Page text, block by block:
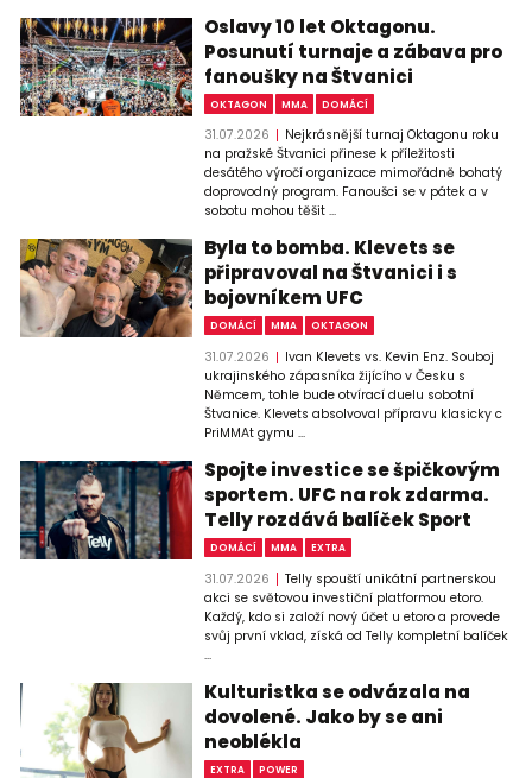
Oslavy 10 let Oktagonu.
Posunutí turnaje a zábava pro
fanoušky na Štvanici
OKTAGON MMA DOMÁCÍ
31.07.2026
Nejkrásnější turnaj Oktagonu roku
na pražské Štvanici přinese k příležitosti
desátého výročí organizace mimořádně bohatý
doprovodný program. Fanoušci se v pátek a v
sobotu mohou těšit ...
Byla to bomba. Klevets se
připravoval na Štvanici i s
bojovníkem UFC
DOMÁCÍ MMA OKTAGON
31.07.2026
Ivan Klevets vs. Kevin Enz. Souboj
ukrajinského zápasníka žijícího v Česku s
Němcem, tohle bude otvírací duelu sobotní
Štvanice. Klevets absolvoval přípravu klasicky c
PriMMAt gymu ...
Spojte investice se špičkovým
sportem. UFC na rok zdarma.
Telly rozdává balíček Sport
DOMÁCÍ MMA EXTRA
31.07.2026
Telly spouští unikátní partnerskou
akci se světovou investiční platformou etoro.
Každý, kdo si založí nový účet u etoro a provede
svůj první vklad, získá od Telly kompletní balíček
...
Kulturistka se odvázala na
dovolené. Jako by se ani
neoblékla
EXTRA POWER